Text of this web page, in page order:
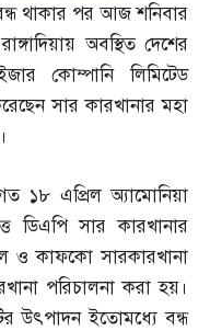
থাকার পর আজ শনিবার
অবস্থিত দেশের
কোম্পানি লিমিটেড
সার কারখানার মহা
১৮ এপ্রিল অ্যামোনিয়া
ডিএপি সার কারখানার
ও কাফকো সারকারখানা
পরিচালনা করা হয়।
উৎপাদন ইতোমধ্যে বন্ধ